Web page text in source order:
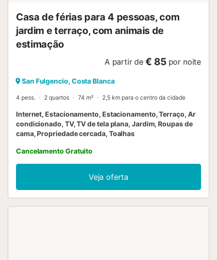
Casa de férias para 4 pessoas, com
jardim e terraço, com animais de
estimação
A partir de € 85 por noite
San Fulgencio, Costa Blanca
4 pess. 2 quartos 74 m² 2,5 km para o centro da cidade
Internet, Estacionamento, Estacionamento, Terraço, Ar
condicionado, TV, TV de tela plana, Jardim, Roupas de
cama, Propriedade cercada, Toalhas
Cancelamento Gratuito
Veja oferta